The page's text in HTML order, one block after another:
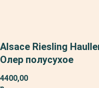
Alsace Riesling
Олер полусухое
4400,00